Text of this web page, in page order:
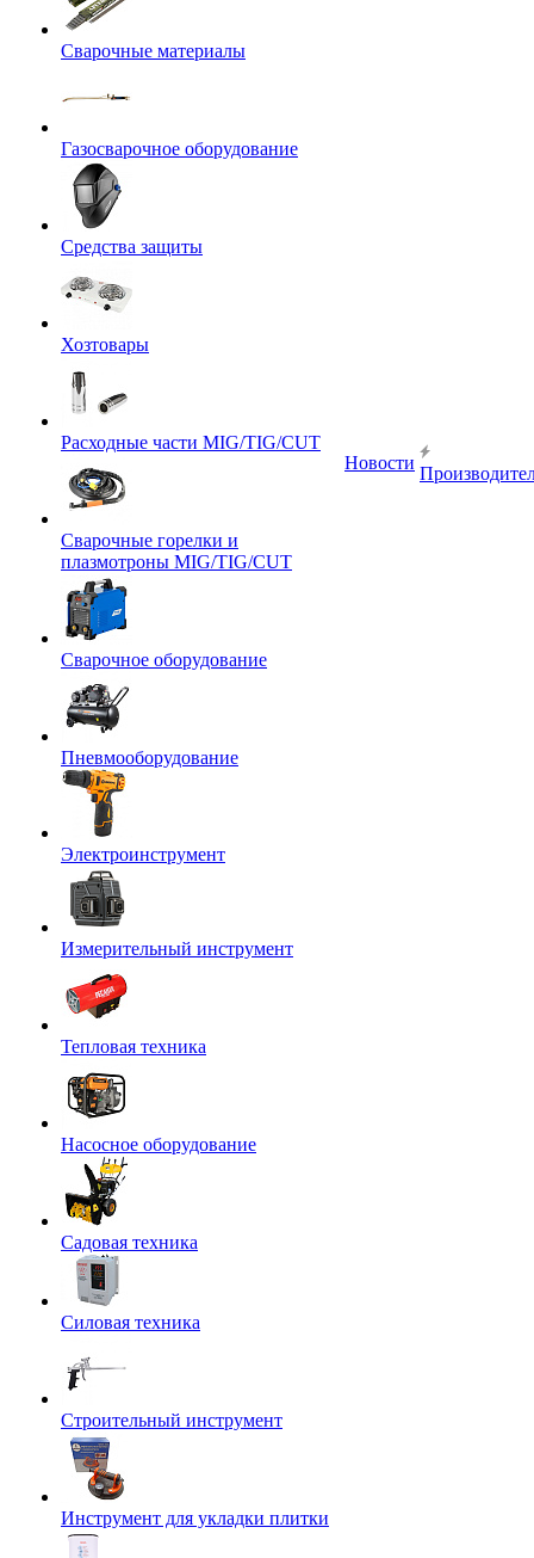
Сварочные материалы
Газосварочное оборудование
Средства защиты
Хозтовары
Расходные части MIG/TIG/CUT
Сварочные горелки и
плазмотроны MIG/TIG/CUT
Сварочное оборудование
Пневмооборудование
Электроинструмент
Измерительный инструмент
Тепловая техника
Насосное оборудование
Садовая техника
Силовая техника
Строительный инструмент
Инструмент для укладки плитки
Новости